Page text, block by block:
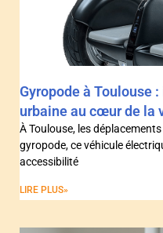
Gyropode à Toulouse
urbaine au cœur de la
À Toulouse, les
gyropode, ce véhicule
accessibilité
LIRE PLUS»